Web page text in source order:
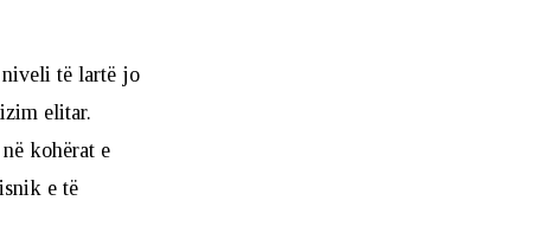
të lartë jo
elitar.
kohërat e
e të